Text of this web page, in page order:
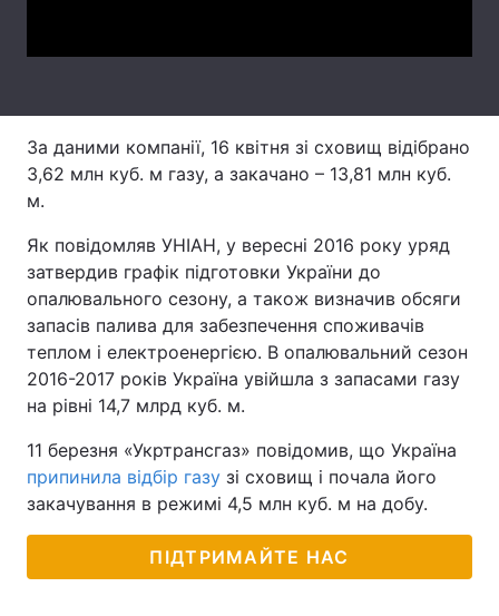
Відео з Youtube Статті
Архів Вакансії
Контакти
Послуги
Тема оформлення
За даними компанії, 16 квітня зі сховищ відібрано
3,62 млн куб. м газу, а закачано – 13,81 млн куб.
м.
Як повідомляв УНІАН, у вересні 2016 року уряд
затвердив графік підготовки України до
опалювального сезону, а також визначив обсяги
запасів палива для забезпечення споживачів
теплом і електроенергією. В опалювальний сезон
2016-2017 років Україна увійшла з запасами газу
на рівні 14,7 млрд куб. м.
11 березня «Укртрансгаз» повідомив, що Україна
припинила відбір газу зі сховищ і почала його
закачування в режимі 4,5 млн куб. м на добу.
ПІДТРИМАЙТЕ НАС